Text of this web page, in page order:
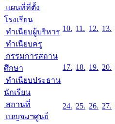
แผนที่ที่ตั้ง
โรงเรียน
ทำเนียบผู้บริหาร
ทำเนียบครู
กรรมการสถาน
ศึกษา
ทำเนียบประธาน
นักเรียน
สถานที่
เบญจมฯศูนย์
10. 11. 12. 13.
17. 18. 19. 20.
24. 25. 26. 27.